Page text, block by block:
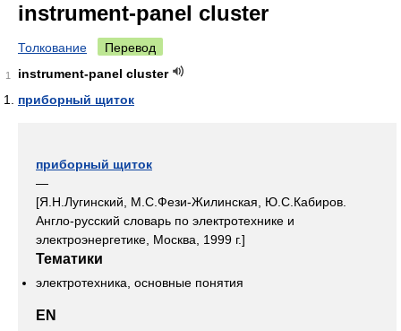
instrument-panel cluster
Толкование Перевод
1
instrument-panel cluster
приборный щиток
приборный щиток
—
[Я.Н.Лугинский, М.С.Фези-Жилинская, Ю.С.Кабиров.
Англо-русский словарь по электротехнике и
электроэнергетике, Москва, 1999 г.]
Тематики
электротехника, основные понятия
EN